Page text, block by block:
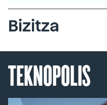
Bizitza
TEKNOPOLIS